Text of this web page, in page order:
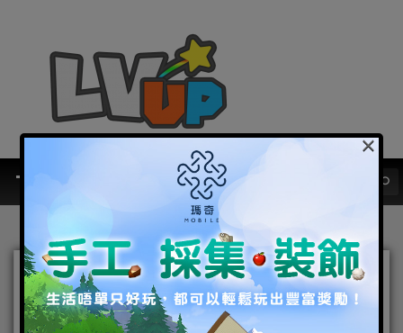
【TGS2019】KONAMI現場
攤位全接觸！
×